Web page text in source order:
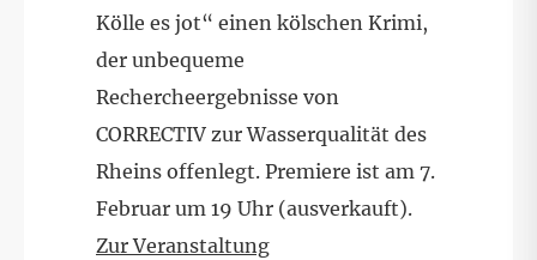
Kölle es jot“ einen kölschen Krimi,
der unbequeme
Rechercheergebnisse von
CORRECTIV zur Wasserqualität des
Rheins offenlegt. Premiere ist am 7.
Februar um 19 Uhr (ausverkauft).
Zur Veranstaltung